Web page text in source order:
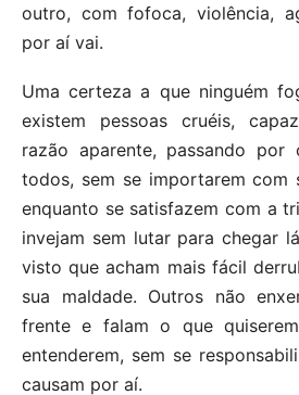
outro, com fofoca, violência,
por aí vai.
Uma certeza a que ninguém
existem pessoas cruéis,
razão aparente, passando
todos, sem se importarem com
enquanto se satisfazem com a
invejam sem lutar para chegar
visto que acham mais fácil
sua maldade. Outros não
frente e falam o que
entenderem, sem se
causam por aí.